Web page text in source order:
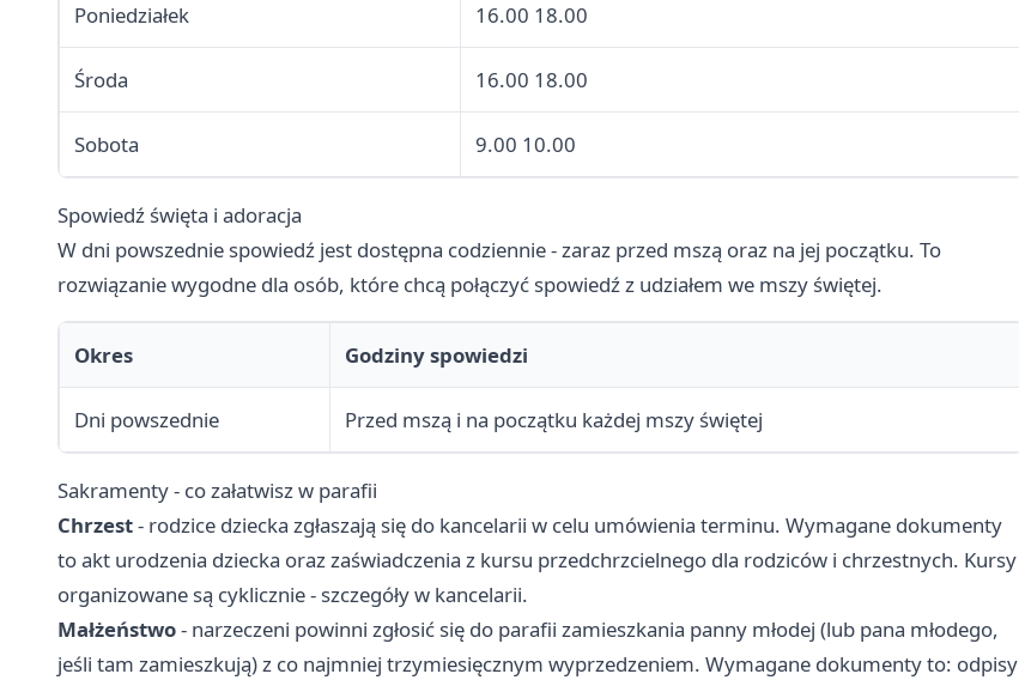
Poniedziałek 16.00 18.00
Środa 16.00 18.00
Sobota 9.00 10.00
Spowiedź święta i adoracja
W dni powszednie spowiedź jest dostępna codziennie - zaraz przed mszą oraz na jej początku. To
rozwiązanie wygodne dla osób, które chcą połączyć spowiedź z udziałem we mszy świętej.
Okres Godziny spowiedzi
Dni powszednie Przed mszą i na początku każdej mszy świętej
Sakramenty - co załatwisz w parafii
Chrzest- rodzice dziecka zgłaszają się do kancelarii w celu umówienia terminu. Wymagane dokumenty
to akt urodzenia dziecka oraz zaświadczenia z kursu przedchrzcielnego dla rodziców i chrzestnych. Kursy
organizowane są cyklicznie - szczegóły w kancelarii.
Małżeństwo- narzeczeni powinni zgłosić się do parafii zamieszkania panny młodej (lub pana młodego,
jeśli tam zamieszkują) z co najmniej trzymiesięcznym wyprzedzeniem. Wymagane dokumenty to: odpisy